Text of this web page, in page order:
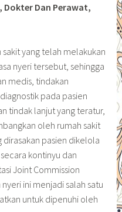
Dokter Dan Perawat,
yang telah melakukan
nyeri tersebut, sehingga
medis, tindakan
pada pasien
tindak lanjut yang teratur,
oleh rumah sakit
dirasakan pasien dikelola
kontinyu dan
Joint Commission
ini menjadi salah satu
untuk dipenuhi oleh